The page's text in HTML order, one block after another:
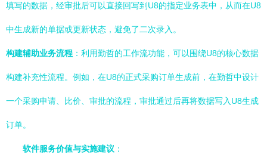
填写的数据，经审批后可以直接回写到U8的指定业务表中，从而在U8
中生成新的单据或更新状态，避免了二次录入。
构建辅助业务流程 ：利用勤哲的工作流功能，可以围绕U8的核心数据
构建补充性流程。例如，在U8的正式采购订单生成前，在勤哲中设计
一个采购申请、比价、审批的流程，审批通过后再将数据写入U8生成
订单。
软件服务价值与实施建议 ：